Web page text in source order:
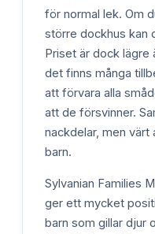
för normal lek. Om
större dockhus kan
Priset är dock lägre
det finns många
att förvara alla
att de försvinner.
nackdelar, men värt
barn.
Sylvanian Families
ger ett mycket
barn som gillar djur